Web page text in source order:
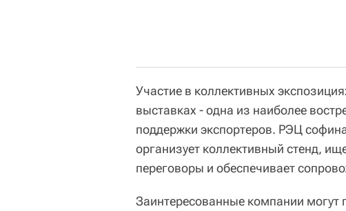
Участие в коллективных
выставках - одна из наиболее
поддержки экспортеров. РЭЦ
организует коллективный стенд,
переговоры и обеспечивает
Заинтересованные компании могут